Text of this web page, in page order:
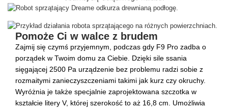
Pomoże Ci w walce z brudem
Zajmij się czymś przyjemnym, podczas gdy F9 Pro zadba o
porządek w Twoim domu za Ciebie. Dzięki sile ssania
sięgającej 2500 Pa urządzenie bez problemu radzi sobie z
rozmaitymi zanieczyszczeniami takimi jak kurz czy okruchy.
Wyróżnia je także specjalnie zaprojektowana szczotka w
kształcie litery V, której szerokość to aż 16,8 cm. Umożliwia